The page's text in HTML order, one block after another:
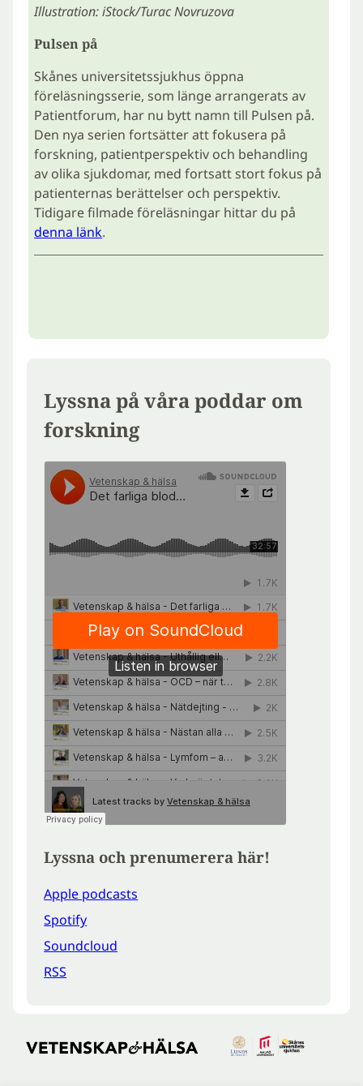
Illustration: iStock/Turac Novruzova
Pulsen på
Skånes universitetssjukhus öppna
föreläsningsserie, som länge arrangerats av
Patientforum, har nu bytt namn till Pulsen på.
Den nya serien fortsätter att fokusera på
forskning, patientperspektiv och behandling
av olika sjukdomar, med fortsatt stort fokus på
patienternas berättelser och perspektiv.
Tidigare filmade föreläsningar hittar du på
denna länk.
Lyssna på våra poddar om
forskning
Lyssna och prenumerera här!
Apple podcasts
Spotify
Soundcloud
RSS